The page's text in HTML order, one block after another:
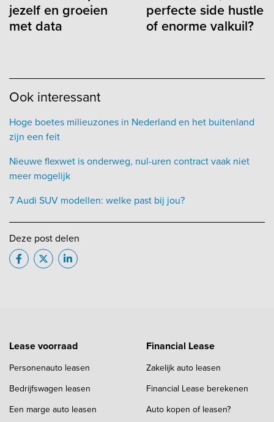
Ook interessant
Hoge boetes milieuzones in Nederland en het buitenland
zijn een feit
Nieuwe flexwet is onderweg, nul-uren contract vaak niet
meer mogelijk
7 Audi SUV modellen: welke past bij jou?
Deze post delen
jezelf en groeien
met data
perfecte side hustle
of enorme valkuil?
Lease voorraad
Personenauto leasen
Bedrijfswagen leasen
Een marge auto leasen
Financial Lease
Zakelijk auto leasen
Financial Lease berekenen
Auto kopen of leasen?